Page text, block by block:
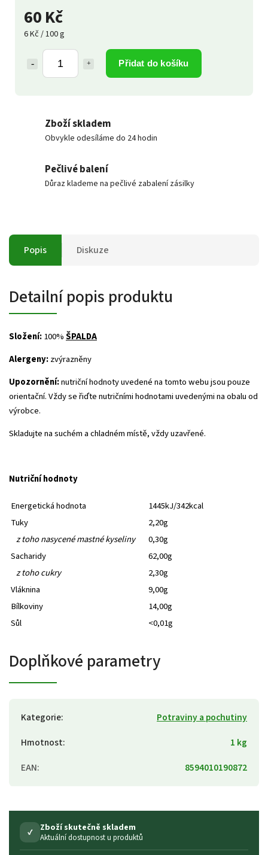
60 Kč
6 Kč / 100 g
Přidat do košíku
Zboží skladem
Obvykle odesíláme do 24 hodin
Pečlivé balení
Důraz klademe na pečlivé zabalení zásilky
Popis Diskuze
Detailní popis produktu
Složení:100%ŠPALDA
Alergeny:zvýrazněny
Upozornění:nutriční hodnoty uvedené na tomto webu jsou pouze
orientační. Vždy se řiďte nutričními hodnotami uvedenými na obalu od
výrobce.
Skladujte na suchém a chladném místě, vždy uzavřené.
Nutriční hodnoty
Energetická hodnota
1445kJ/342kcal
Tuky
2,20g
z toho nasycené mastné kyseliny
0,30g
Sacharidy
62,00g
z toho cukry
2,30g
Vláknina
9,00g
Bílkoviny
14,00g
Sůl
<0,01g
Doplňkové parametry
Kategorie:
Potraviny a pochutiny
Hmotnost:
1 kg
EAN: 8594010190872
✓ Zboží skutečně skladem
Aktuální dostupnost u produktů